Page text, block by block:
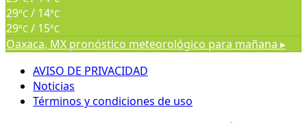
29°C / 14°C
29°C / 15°C
Oaxaca, MX pronóstico meteorológico para mañana ▸
AVISO DE PRIVACIDAD
Noticias
Términos y condiciones de uso